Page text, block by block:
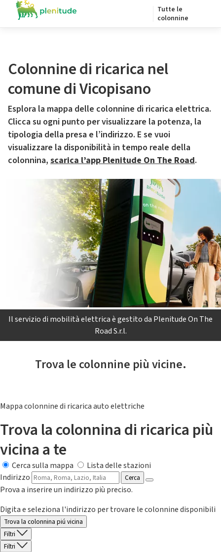
Tutte le
colonnine
Colonnine di ricarica nel
comune di Vicopisano
Esplora la mappa delle colonnine di ricarica elettrica.
Clicca su ogni punto per visualizzare la potenza, la
tipologia della presa e l’indirizzo. E se vuoi
visualizzare la disponibilità in tempo reale della
colonnina, scarica l’app Plenitude On The Road.
Il servizio di mobilità elettrica è gestito da Plenitude On The
Road S.r.l.
Trova le colonnine più vicine.
Mappa colonnine di ricarica auto elettriche
Trova la colonnina di ricarica più
vicina a te
Cerca sulla mappa
Lista delle stazioni
Indirizzo
Cerca
Prova a inserire un indirizzo più preciso.
Digita e seleziona l'indirizzo per trovare le colonnine disponibili
Trova la colonnina piú vicina
Filtri
Filtri